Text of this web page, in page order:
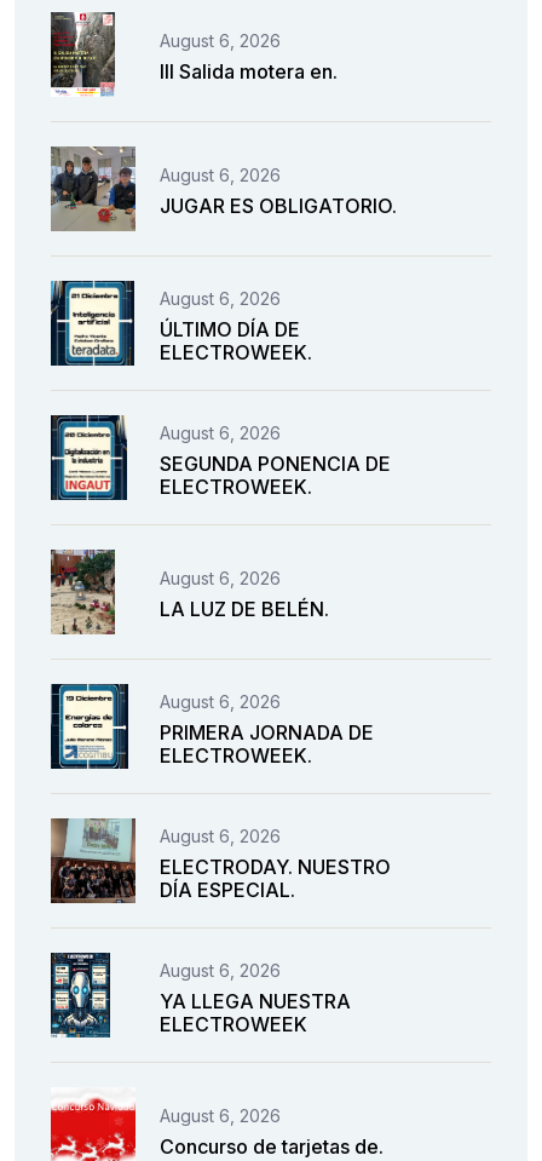
August 6, 2026
III Salida motera en.
August 6, 2026
JUGAR ES OBLIGATORIO.
August 6, 2026
ÚLTIMO DÍA DE
ELECTROWEEK.
August 6, 2026
SEGUNDA PONENCIA DE
ELECTROWEEK.
August 6, 2026
LA LUZ DE BELÉN.
August 6, 2026
PRIMERA JORNADA DE
ELECTROWEEK.
August 6, 2026
ELECTRODAY. NUESTRO
DÍA ESPECIAL.
August 6, 2026
YA LLEGA NUESTRA
ELECTROWEEK
August 6, 2026
Concurso de tarjetas de.